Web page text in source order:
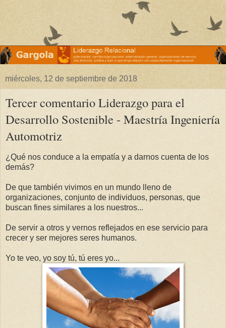
miércoles, 12 de septiembre de 2018
Tercer comentario Liderazgo para el
Desarrollo Sostenible - Maestría Ingeniería
Automotriz
¿Qué nos conduce a la empatía y a darnos cuenta de los
demás?
De que también vivimos en un mundo lleno de
organizaciones, conjunto de individuos, personas, que
buscan fines similares a los nuestros...
De servir a otros y vernos reflejados en ese servicio para
crecer y ser mejores seres humanos.
Yo te veo, yo soy tú, tú eres yo...